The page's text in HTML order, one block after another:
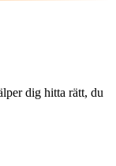
dig hitta rätt, du